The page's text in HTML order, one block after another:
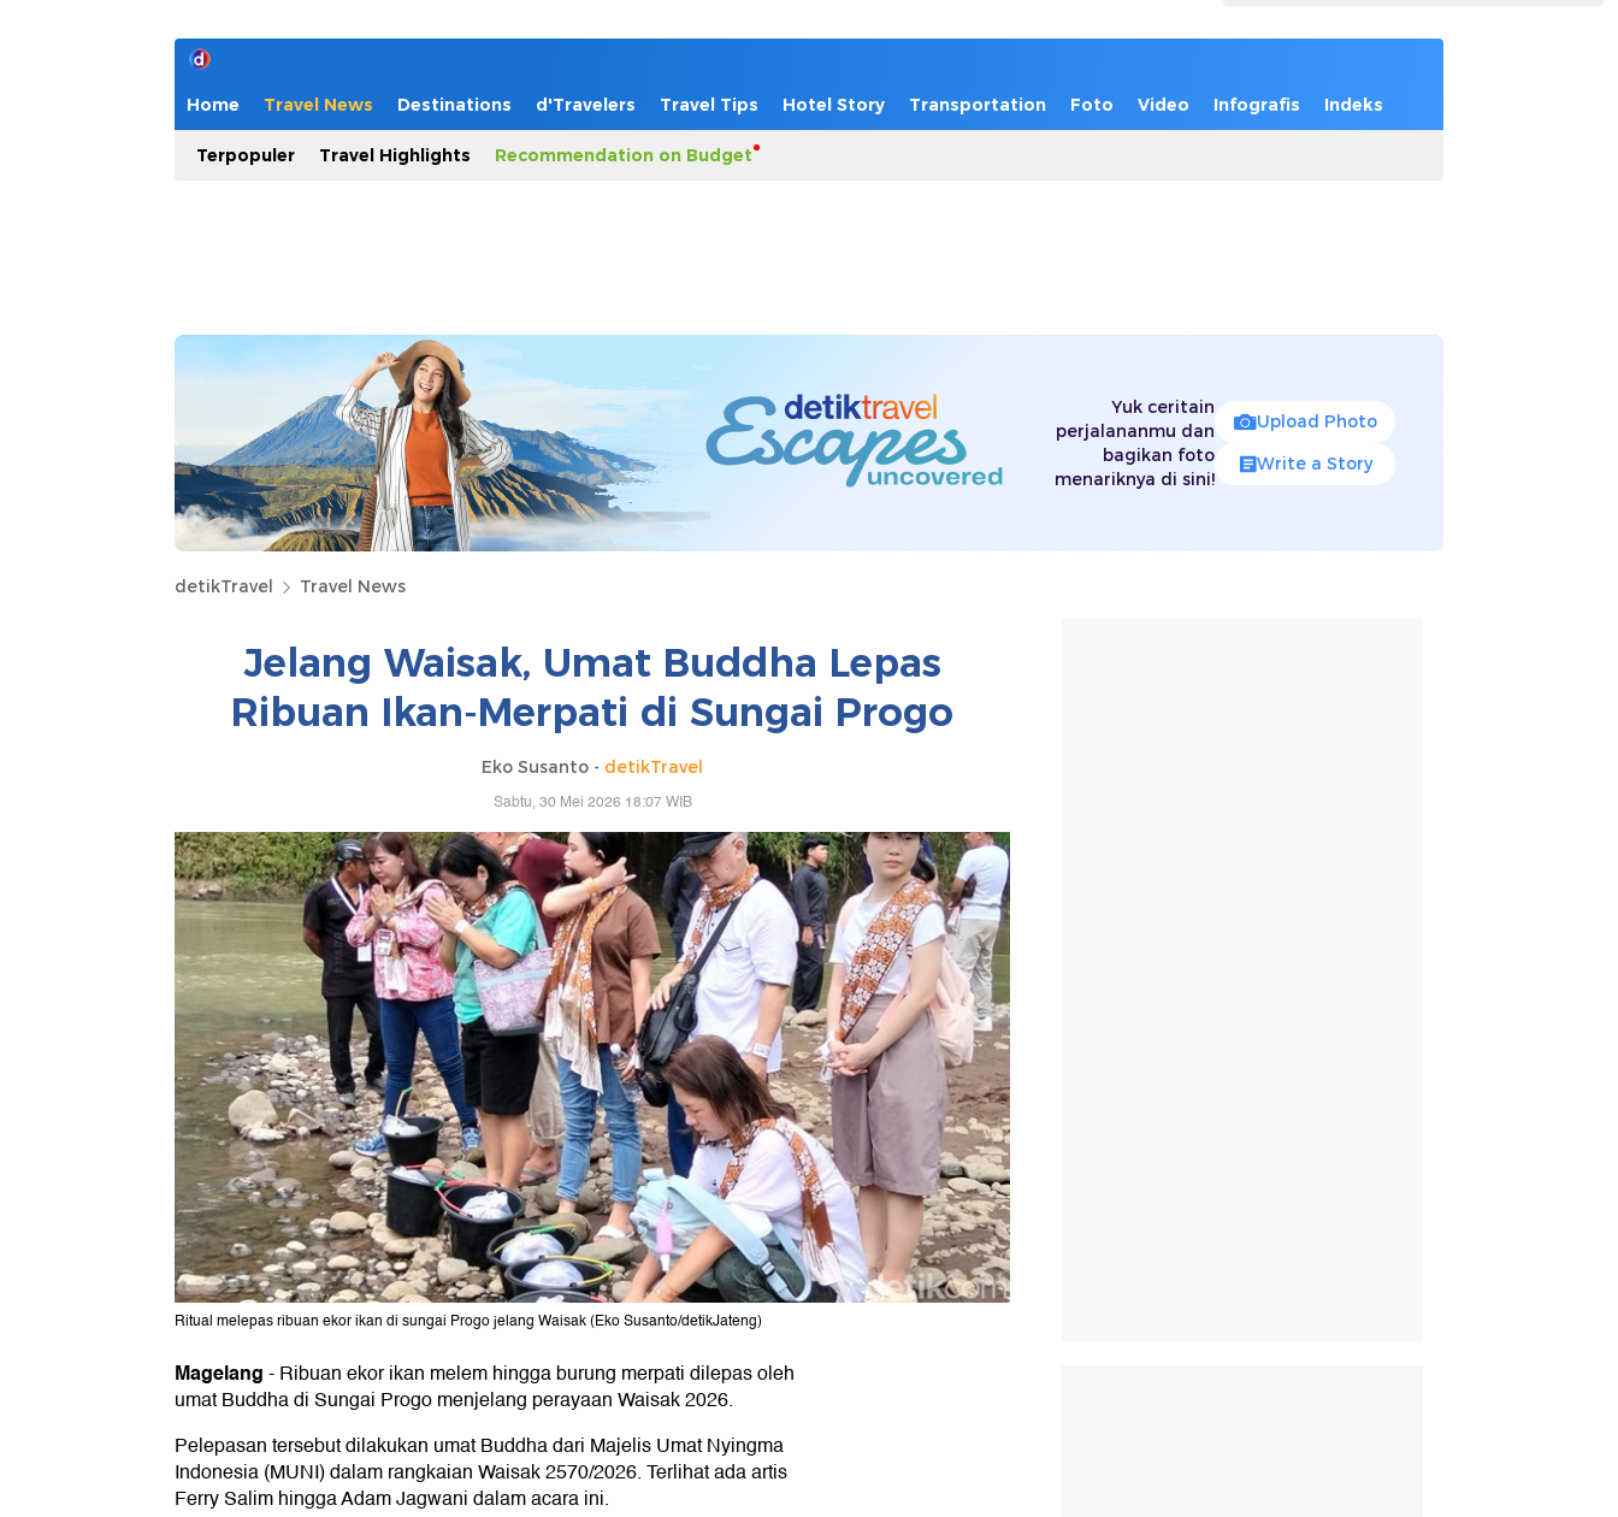
Home Travel News Destinations d'Travelers Travel Tips Hotel Story Transportation Foto Video Infografis Indeks
Terpopuler Travel Highlights Recommendation on Budget
Yuk ceritain
perjalananmu dan
bagikan foto
menariknya di sini!
Upload Photo
Write a Story
detikTravel Travel News
Jelang Waisak, Umat Buddha Lepas
Ribuan Ikan-Merpati di Sungai Progo
Eko Susanto - detikTravel
Sabtu, 30 Mei 2026 18:07 WIB
Ritual melepas ribuan ekor ikan di sungai Progo jelang Waisak (Eko Susanto/detikJateng)
Magelang-Ribuan ekor ikan melem hingga burung merpati dilepas oleh
umat Buddha di Sungai Progo menjelang perayaan Waisak 2026.
Pelepasan tersebut dilakukan umat Buddha dari Majelis Umat Nyingma
Indonesia (MUNI) dalam rangkaian Waisak 2570/2026. Terlihat ada artis
Ferry Salim hingga Adam Jagwani dalam acara ini.